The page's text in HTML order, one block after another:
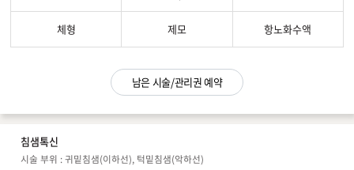
체형 제모 항노화수액
남은 시술/관리권 예약
침샘톡신
시술 부위 : 귀밑침샘(이하선), 턱밑침샘(악하선)
여드름/모공
스킨부스터
기타